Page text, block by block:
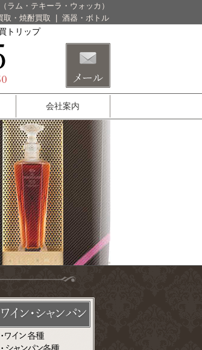
ラム・テキーラ・ウォッカ）
取・焼酎買取 酒器・ボトル
トリップ
会社案内